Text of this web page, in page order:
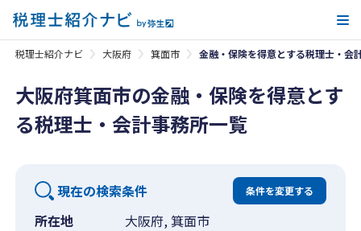
税理士紹介ナビ 大阪府 箕面市 金融・保険を得意とする税理士・会
大阪府箕面市の金融・保険を得意とす
る税理士・会計事務所一覧
現在の検索条件 条件を変更する
所在地
大阪府, 箕面市